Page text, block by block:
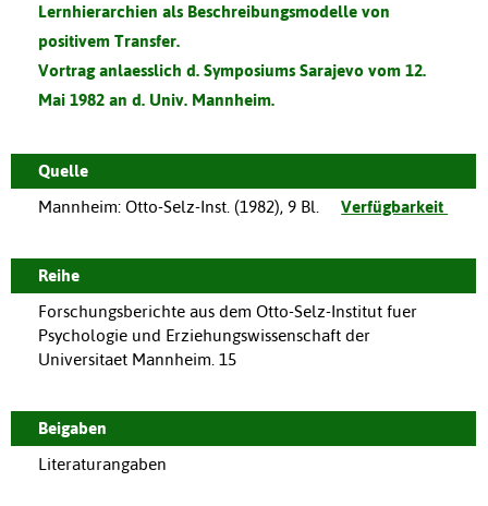
Lernhierarchien als Beschreibungsmodelle von
positivem Transfer.
Vortrag anlaesslich d. Symposiums Sarajevo vom 12.
Mai 1982 an d. Univ. Mannheim.
Quelle
Mannheim: Otto-Selz-Inst. (1982), 9 Bl. Verfügbarkeit
Reihe
Forschungsberichte aus dem Otto-Selz-Institut fuer
Psychologie und Erziehungswissenschaft der
Universitaet Mannheim. 15
Beigaben
Literaturangaben